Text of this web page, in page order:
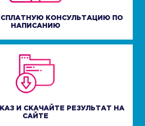
КОНСУЛЬТАЦИЮ ПО
НАПИСАНИЮ
И СКАЧАЙТЕ РЕЗУЛЬТАТ НА
САЙТЕ